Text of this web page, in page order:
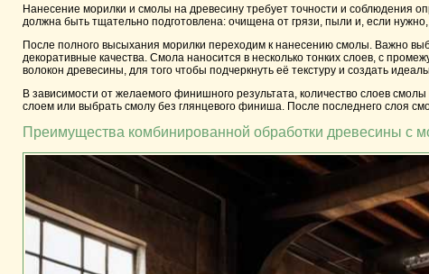
Нанесение морилки и смолы на древесину требует точности и соблюдения
должна быть тщательно подготовлена: очищена от грязи, пыли и, если
После полного высыхания морилки переходим к нанесению смолы. Важно
декоративные качества. Смола наносится в несколько тонких слоев, с
волокон древесины, для того чтобы подчеркнуть её текстуру и создать
В зависимости от желаемого финишного результата, количество слоев
слоем или выбрать смолу без глянцевого финиша. После последнего слоя
Преимущества комбинированной обработки древесины с